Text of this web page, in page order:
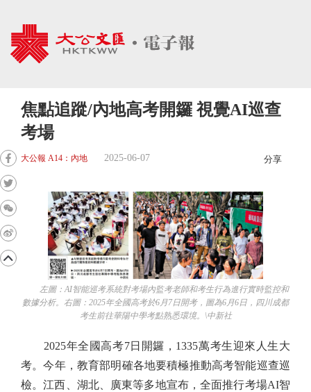
焦點追蹤/內地高考開鑼 視覺AI巡查
考場
大公報 A14：內地 2025-06-07 分享
左圖：AI智能巡考系統對考場內監考老師和考生行為進行實時監控和
數據分析。右圖：2025年全國高考於6月7日開考，圖為6月6日，四川成都
考生前往華陽中學考點熟悉環境。\中新社
2025年全國高考7日開鑼，1335萬考生迎來人生大
考。今年，教育部明確各地要積極推動高考智能巡查巡
檢。江西、湖北、廣東等多地宣布，全面推行考場AI智